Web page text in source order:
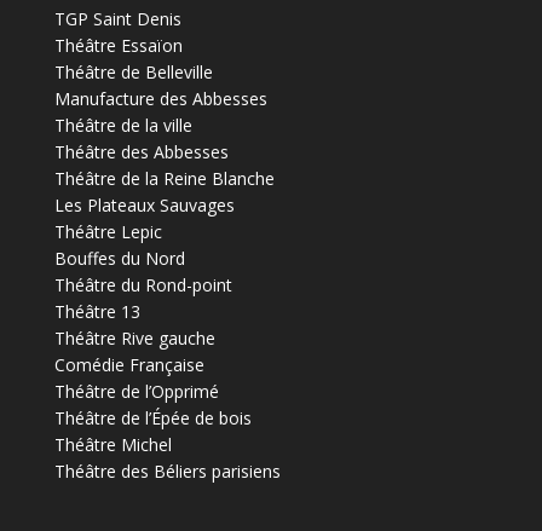
TGP Saint Denis
Théâtre Essaïon
Théâtre de Belleville
Manufacture des Abbesses
Théâtre de la ville
Théâtre des Abbesses
Théâtre de la Reine Blanche
Les Plateaux Sauvages
Théâtre Lepic
Bouffes du Nord
Théâtre du Rond-point
Théâtre 13
Théâtre Rive gauche
Comédie Française
Théâtre de l’Opprimé
Théâtre de l’Épée de bois
Théâtre Michel
Théâtre des Béliers parisiens